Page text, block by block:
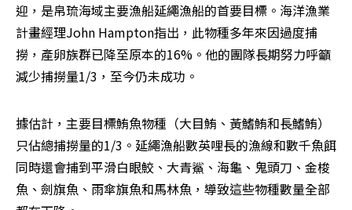
迎，是帛琉海域主要漁船延繩漁船的首要目標。海洋漁業
計畫經理John Hampton指出，此物種多年來因過度捕
撈，產卵族群已降至原本的16%。他的團隊長期努力呼籲
減少捕撈量1/3，至今仍未成功。
據估計，主要目標鮪魚物種（大目鮪、黃鰭鮪和長鰭鮪）
只佔總捕撈量的1/3。延繩漁船數英哩長的漁線和數千魚餌
同時還會捕到平滑白眼鮫、大青鯊、海龜、鬼頭刀、金梭
魚、劍旗魚、雨傘旗魚和馬林魚，導致這些物種數量全部